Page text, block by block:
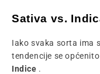
Sativa vs.
Iako svaka sorta ima
tendencije se
Indice .